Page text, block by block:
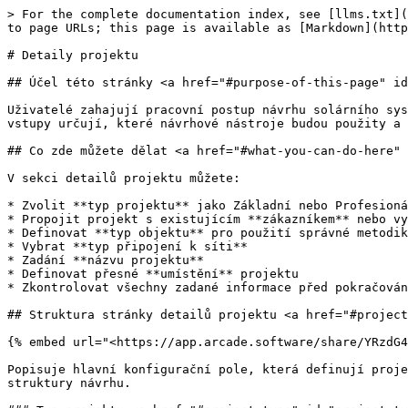
> For the complete documentation index, see [llms.txt](https://docs.solarvis.co/llms.txt). Markdown versions of documentation pages are available by appending `.md` to page URLs; this page is available as [Markdown](https://docs.solarvis.co/documentation/cs/project-design/create-a-project/project-details.md).

# Detaily projektu

## Účel této stránky <a href="#purpose-of-this-page" id="purpose-of-this-page"></a>

Uživatelé zahajují pracovní postup návrhu solárního systému definováním typu projektu, zákazníka, typu objektu, připojení k síti, umístění a přiřazené osoby. Tyto vstupy určují, které návrhové nástroje budou použity a jaké předpisy a přednastavení budou platit v průběhu celého životního cyklu projektu.

## Co zde můžete dělat <a href="#what-you-can-do-here" id="what-you-can-do-here"></a>

V sekci detailů projektu můžete:

* Zvolit **typ projektu** jako Základní nebo Profesionální podle požadované úrovně detailu
* Propojit projekt s existujícím **zákazníkem** nebo vytvořit nového
* Definovat **typ objektu** pro použití správné metodiky technických výpočtů
* Vybrat **typ připojení k síti**
* Zadání **názvu projektu**
* Definovat přesné **umístění** projektu
* Zkontrolovat všechny zadané informace před pokračováním k návrhu a posouzení proveditelnosti

## Struktura stránky detailů projektu <a href="#project-details-page-structure" id="project-details-page-structure"></a>

{% embed url="<https://app.arcade.software/share/YRzdG4WkgwFSvA0NhmHw?language=cs>" %}

Popisuje hlavní konfigurační pole, která definují projekt, včetně typu projektu, informací o zákazníkovi a objektu, nastavení připojení k síti, umístění, přiřazení a struktury návrhu.

### Typ projektu <a href="#project-type" id="project-type"></a>

#### Základní

Typ projektu Základní je určen pro rychlé a jednoduché 2D pracovní postupy, vhodné pro jednoduché střechy a počáteční posouzení. Proveditelnost je vypočítána na základě 2D geometrie.

Tento typ zahrnuje:

* Spotřeba
* Jednoduchý 2D návrh střechy
* Soupis materiálu
* Souhrn

{% hint style="info" %}
Pokud není pro projekt nezbytné detailní 3D modelování, typ projektu Základní nabízí efektivní způsob postupu. Tento typ umožňuje přeskočit kroky kreslení střechy a umístění panelů, protože předem vytvořené balíčky lze vybrat přímo na stránce Soupis materiálu před dokončením nabídky.

Následující obrázky poskytují rychlý přehled kroků:

* Není vyžadováno 3D kreslení střechy; v případě potřeby se použije pouze jednoduchá plocha střechy a sklon.

<img src="/files/CBtMmKBlRGMxT0HKo8BD" alt="" data-size="original">

* Vyberte předem vytvořený balíček přímo ze Soupisu materiálu bez 3D návrhu střechy nebo umístění panelů.

<img src="/files/DvyUAim1sgp28iffVFKp" alt="" data-size="original">

📝 Podívejte se na [související dokument](/documentation/cs/configuration/settings-page/project-settings/package-settings.md), kde se dozvíte, jak vytvářet balíčky.
{% endhint %}

#### Profesionální

Typ projektu Profesionální je určen pro pokročilé projekty, které vyžadují vyšší přesnost a detailnější modelování. Umožňuje plný 3D návrh a je doporučen pro složité střechy, větší instalace nebo projekty zahrnující více technologií, jako jsou baterie nebo tepelná čerpadla.

Tento typ zahrnuje:

* Spotřeba
* Návrh střechy